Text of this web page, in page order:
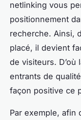
netlinking vous
positionnement
recherche. Ainsi,
placé, il devient
de visiteurs. D’où
entrants de
façon positive ce
Par exemple, afin